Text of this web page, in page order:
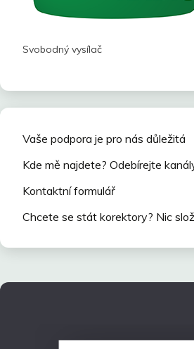
Svobodný vysílač
Vaše podpora je pro nás důležitá
Kde mě najdete? Odebírejte
Kontaktní formulář
Chcete se stát korektory? Nic